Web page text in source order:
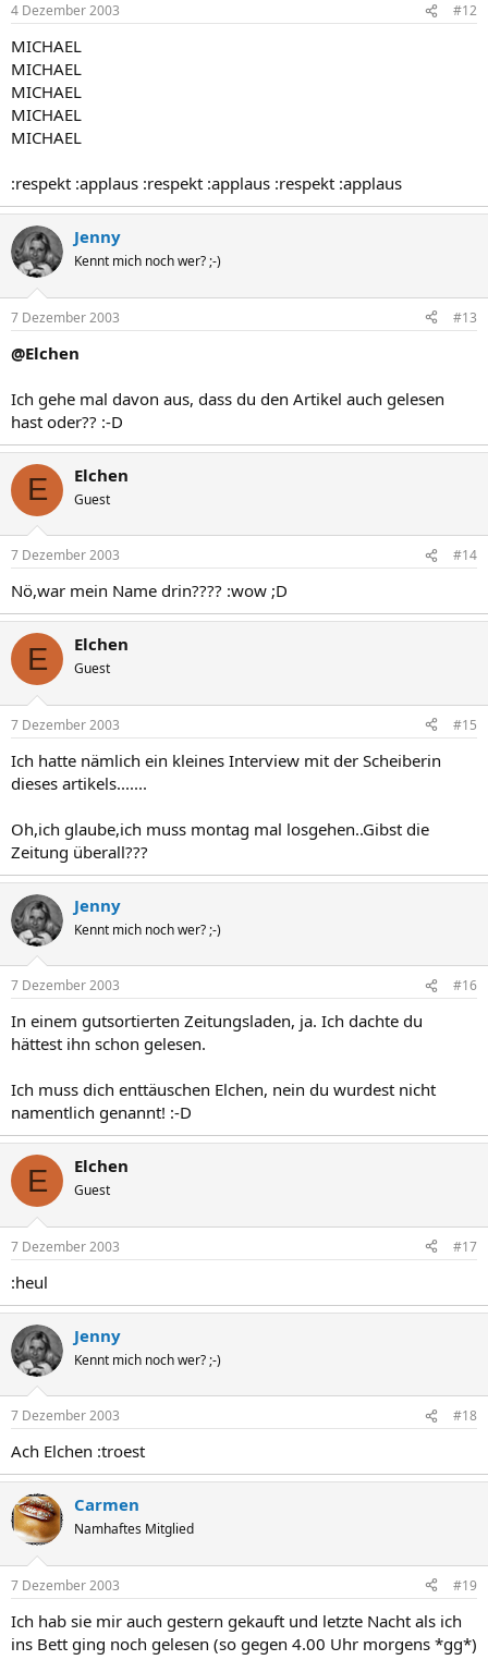
4 Dezember 2003 #12
MICHAEL
MICHAEL
MICHAEL
MICHAEL
MICHAEL
:respekt :applaus :respekt :applaus :respekt :applaus
Jenny
Kennt mich noch wer? ;-)
7 Dezember 2003 #13
@Elchen
Ich gehe mal davon aus, dass du den Artikel auch gelesen
hast oder?? :-D
E Elchen
Guest
7 Dezember 2003 #14
Nö,war mein Name drin???? :wow ;D
E Elchen
Guest
7 Dezember 2003 #15
Ich hatte nämlich ein kleines Interview mit der Scheiberin
dieses artikels.......
Oh,ich glaube,ich muss montag mal losgehen..Gibst die
Zeitung überall???
Jenny
Kennt mich noch wer? ;-)
7 Dezember 2003 #16
In einem gutsortierten Zeitungsladen, ja. Ich dachte du
hättest ihn schon gelesen.
Ich muss dich enttäuschen Elchen, nein du wurdest nicht
namentlich genannt! :-D
E Elchen
Guest
7 Dezember 2003 #17
:heul
Jenny
Kennt mich noch wer? ;-)
7 Dezember 2003 #18
Ach Elchen :troest
Carmen
Namhaftes Mitglied
7 Dezember 2003 #19
Ich hab sie mir auch gestern gekauft und letzte Nacht als ich
ins Bett ging noch gelesen (so gegen 4.00 Uhr morgens *gg*)